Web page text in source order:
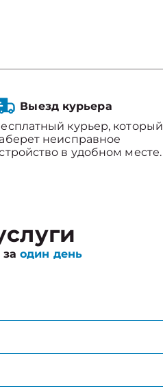
Выезд курьера
курьер, который
неисправное
в удобном месте.
заодин день